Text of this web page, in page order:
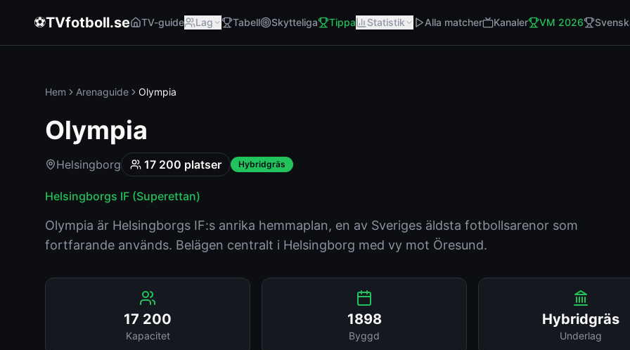
⚽TVfotboll.se TV-guide Lag Tabell Skytteliga Tippa Statistik Alla matcher Kanaler VM 2026
Hem Arenaguide Olympia
Olympia
Helsingborg 17 200 platser Hybridgräs
Helsingborgs IF (Superettan)
Olympia är Helsingborgs IF:s anrika hemmaplan, en av Sveriges äldsta fotbollsarenor som
fortfarande används. Belägen centralt i Helsingborg med vy mot Öresund.
Arenafakta
17 200
Kapacitet
1898
Byggd
Hybridgräs
Underlag